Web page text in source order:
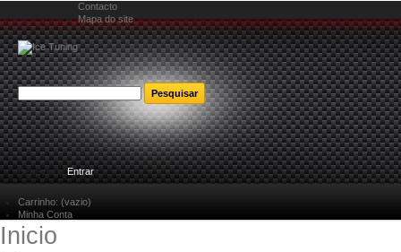
Contacto
Mapa do site
Bem-vindoEntrar
Carrinho: (vazio)
Minha Conta
Inicio